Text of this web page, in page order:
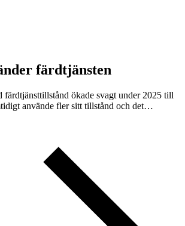
färdtjänsten
färdtjänsttillstånd ökade svagt under 2025 till
använde fler sitt tillstånd och det…